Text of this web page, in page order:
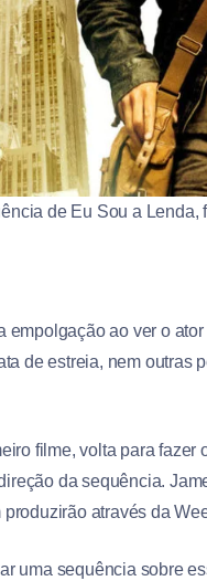
de Eu Sou a Lenda,
ao ver o
de estreia, nem outras
filme, volta para fazer
da sequência.
através da
uma sequência sobre